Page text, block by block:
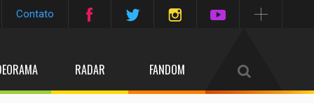
Contato
RADAR FANDOM